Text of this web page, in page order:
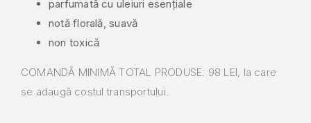
parfumată cu uleiuri esențiale
notă florală, suavă
non toxică
COMANDĂ MINIMĂ TOTAL PRODUSE: 98 LEI, la care
se adaugă costul transportului.